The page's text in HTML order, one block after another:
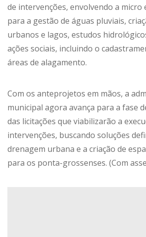
de intervenções, envolvendo a micro
para a gestão de águas pluviais,
urbanos e lagos, estudos
ações sociais, incluindo o
áreas de alagamento.
Com os anteprojetos em mãos, a
municipal agora avança para a fase
das licitações que viabilizarão a
intervenções, buscando soluções
drenagem urbana e a criação de
para os ponta-grossenses. (Com